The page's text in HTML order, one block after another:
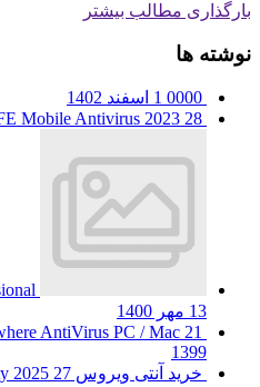
بارگذاری مطالب بیشتر
نوشته ها
0000 1 اسفند 1402
Mobile Antivirus 2023 28 بهمن 1400
13 مهر 1400
AntiVirus PC / Mac
1399
خرید آنتی ویروس F-Secure SAFE Internet Security 2025 27